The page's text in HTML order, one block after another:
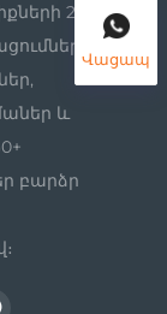
Վացապ
20
և
բարձր